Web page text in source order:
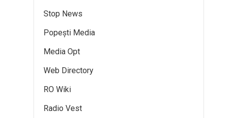
Stop News
Popești Media
Media Opt
Web Directory
RO Wiki
Radio Vest